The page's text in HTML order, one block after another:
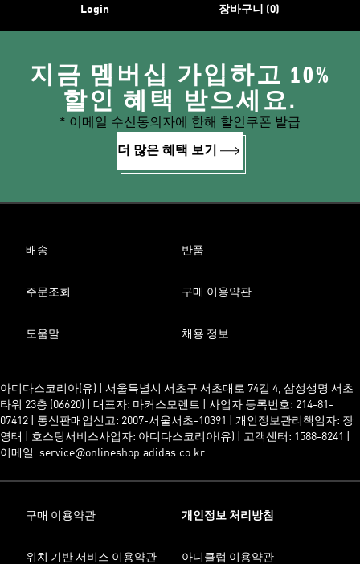
Login 장바구니 (0)
지금 멤버십 가입하고 10%
할인 혜택 받으세요.
* 이메일 수신동의자에 한해 할인쿠폰 발급
더 많은 혜택 보기
배송 반품
주문조회 구매 이용약관
도움말 채용 정보
아디다스코리아(유) | 서울특별시 서초구 서초대로 74길 4, 삼성생명 서초
타워 23층 (06620) | 대표자: 마커스모렌트 | 사업자 등록번호: 214-81-
07412 | 통신판매업신고: 2007-서울서초-10391 | 개인정보관리책임자: 장
영태 | 호스팅서비스사업자: 아디다스코리아(유) | 고객센터: 1588-8241 |
이메일: service@onlineshop.adidas.co.kr
구매 이용약관 개인정보 처리방침
위치 기반 서비스 이용약관 아디클럽 이용약관